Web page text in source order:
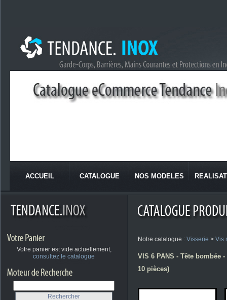
ACCUEIL CATALOGUE NOS MODELES
Votre panier est vide actuellement,
consultez le catalogue
Notre catalogue : Visserie > Vis
VIS 6 PANS - Tête
10 pièces)